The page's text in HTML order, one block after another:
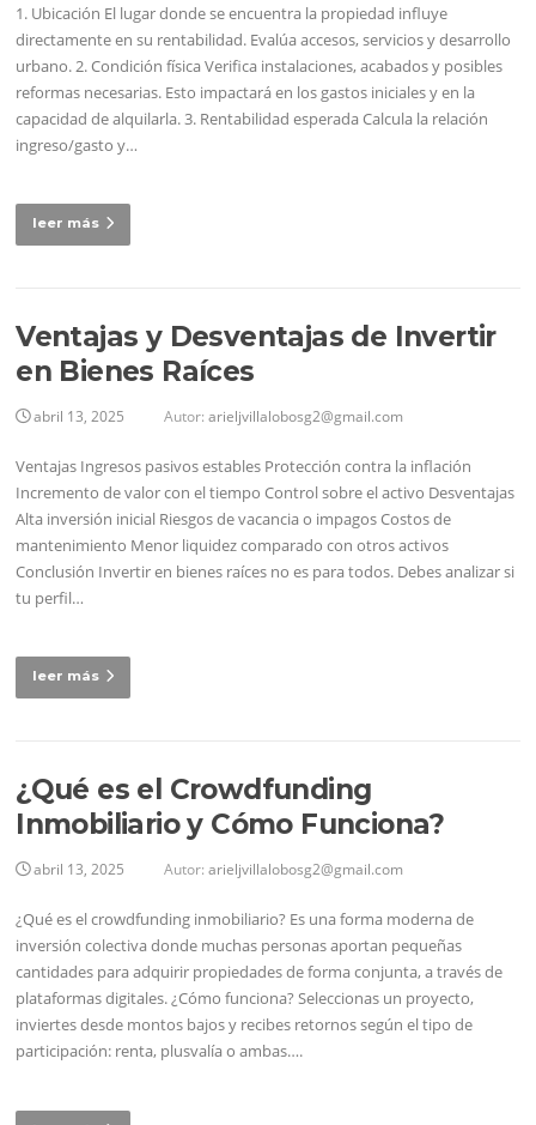
1. Ubicación El lugar donde se encuentra la propiedad influye
directamente en su rentabilidad. Evalúa accesos, servicios y desarrollo
urbano. 2. Condición física Verifica instalaciones, acabados y posibles
reformas necesarias. Esto impactará en los gastos iniciales y en la
capacidad de alquilarla. 3. Rentabilidad esperada Calcula la relación
ingreso/gasto y…
leer más
Ventajas y Desventajas de Invertir
en Bienes Raíces
abril 13, 2025 Autor:arieljvillalobosg2@gmail.com
Ventajas Ingresos pasivos estables Protección contra la inflación
Incremento de valor con el tiempo Control sobre el activo Desventajas
Alta inversión inicial Riesgos de vacancia o impagos Costos de
mantenimiento Menor liquidez comparado con otros activos
Conclusión Invertir en bienes raíces no es para todos. Debes analizar si
tu perfil…
leer más
¿Qué es el Crowdfunding
Inmobiliario y Cómo Funciona?
abril 13, 2025 Autor:arieljvillalobosg2@gmail.com
¿Qué es el crowdfunding inmobiliario? Es una forma moderna de
inversión colectiva donde muchas personas aportan pequeñas
cantidades para adquirir propiedades de forma conjunta, a través de
plataformas digitales. ¿Cómo funciona? Seleccionas un proyecto,
inviertes desde montos bajos y recibes retornos según el tipo de
participación: renta, plusvalía o ambas….